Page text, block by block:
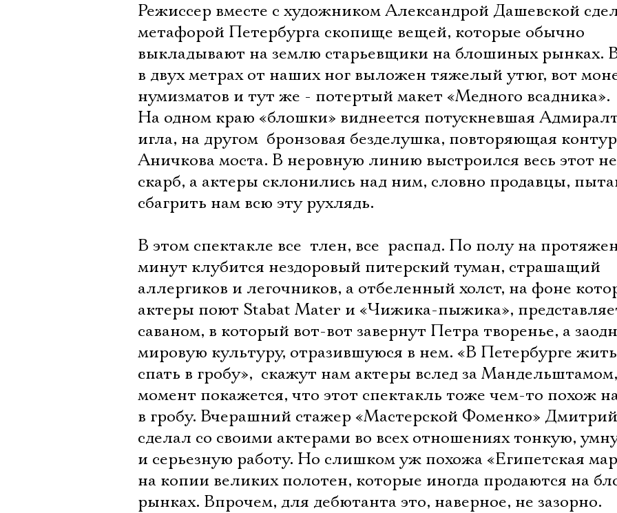
Режиссер вместе с художником Александрой Дашевской
метафорой Петербурга скопище вещей, которые обычно
выкладывают на землю старьевщики на блошиных рынках.
в двух метрах от наших ног выложен тяжелый утюг, вот
нумизматов и тут же - потертый макет «Медного всадника».
На одном краю «блошки» виднеется потускневшая
игла, на другом  бронзовая безделушка, повторяющая
Аничкова моста. В неровную линию выстроился весь этот
скарб, а актеры склонились над ним, словно продавцы,
сбагрить нам всю эту рухлядь.
В этом спектакле все  тлен, все  распад. По полу на
минут клубится нездоровый питерский туман, страшащий
аллергиков и легочников, а отбеленный холст, на фоне
актеры поют Stabat Mater и «Чижика-пыжика»,
саваном, в который вот-вот завернут Петра творенье, а
мировую культуру, отразившуюся в нем. «В Петербурге жить
спать в гробу»,  скажут нам актеры вслед за
момент покажется, что этот спектакль тоже чем-то похож
в гробу. Вчерашний стажер «Мастерской Фоменко»
сделал со своими актерами во всех отношениях тонкую,
и серьезную работу. Но слишком уж похожа «Египетская
на копии великих полотен, которые иногда продаются на
рынках. Впрочем, для дебютанта это, наверное, не зазорно.
Электропочта
Имя
Ознакомиться